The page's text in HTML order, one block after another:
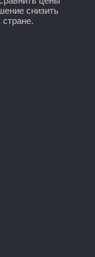
снизить